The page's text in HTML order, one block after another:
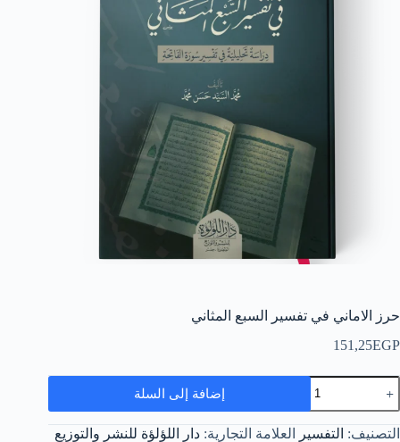
حرز الاماني في تفسير السبع المثاني
151,25EGP
كمية
حرز
الاماني
في
إضافة إلى السلة
التصنيف: التفسير العلامة التجارية: دار اللؤلؤة للنشر والتوزيع